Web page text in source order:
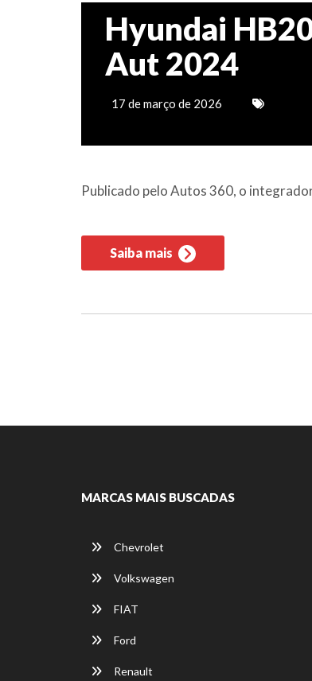
Hyundai
Aut 2024
17 de março de 2026
Publicado pelo Autos 360, o
Saiba mais
MARCAS MAIS BUSCADAS
Chevrolet
Volkswagen
FIAT
Ford
Renault